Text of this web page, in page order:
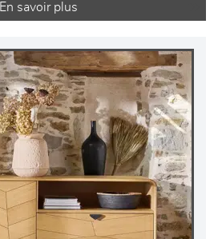
En savoir plus